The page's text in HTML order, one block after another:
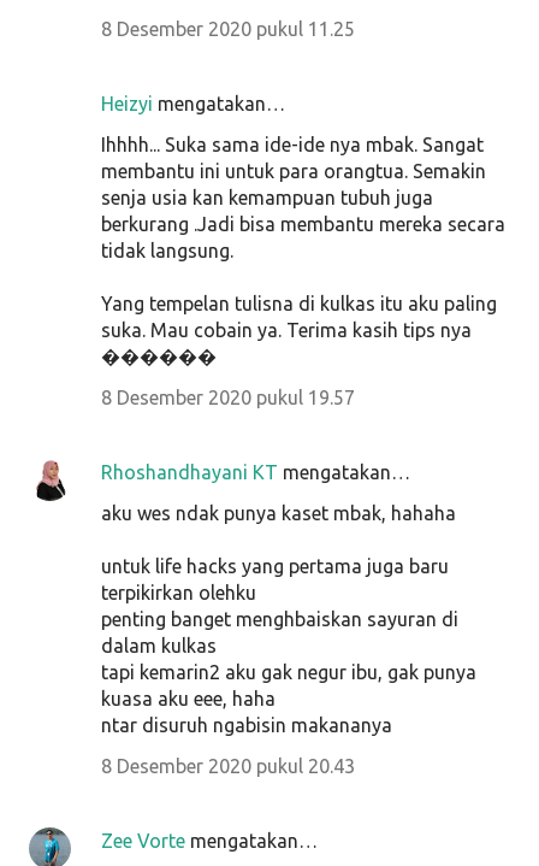
8 Desember 2020 pukul 11.25
Heizyi mengatakan…
Ihhhh... Suka sama ide-ide nya mbak. Sangat
membantu ini untuk para orangtua. Semakin
senja usia kan kemampuan tubuh juga
berkurang .Jadi bisa membantu mereka secara
tidak langsung.
Yang tempelan tulisna di kulkas itu aku paling
suka. Mau cobain ya. Terima kasih tips nya
������
8 Desember 2020 pukul 19.57
Rhoshandhayani KT mengatakan…
aku wes ndak punya kaset mbak, hahaha
untuk life hacks yang pertama juga baru
terpikirkan olehku
penting banget menghbaiskan sayuran di
dalam kulkas
tapi kemarin2 aku gak negur ibu, gak punya
kuasa aku eee, haha
ntar disuruh ngabisin makananya
8 Desember 2020 pukul 20.43
Zee Vorte mengatakan…